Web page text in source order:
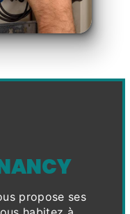
propose ses